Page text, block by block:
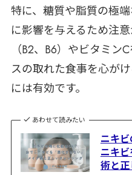
特に、糖質や脂質の極
に影響を与えるため注
（B2、B6）やビタミ
スの取れた食事を心が
には有効です。
あわせて読みたい
ニキ
ニキ
術と